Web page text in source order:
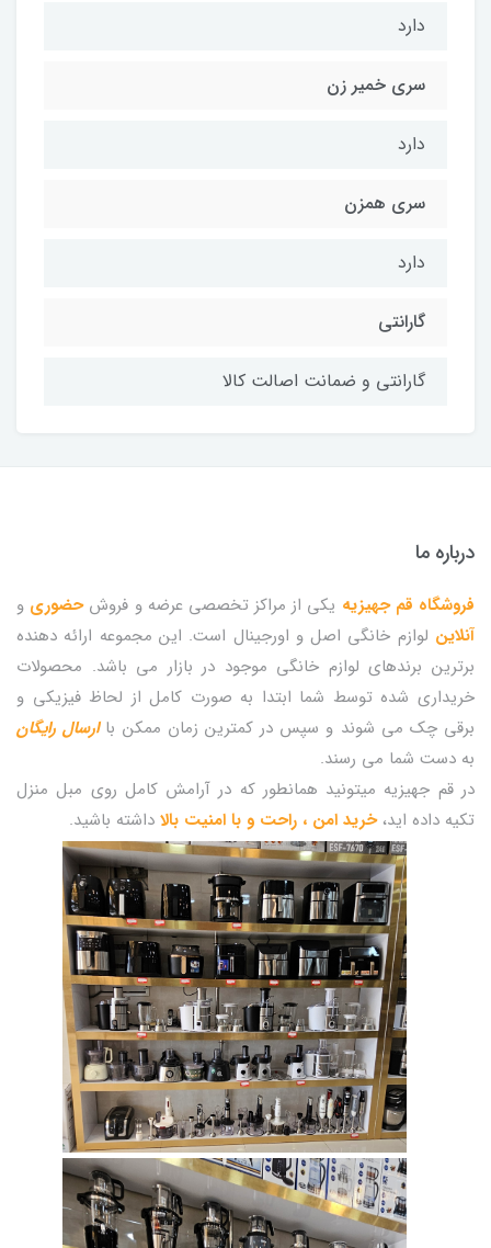
دارد
سری خمیر زن
دارد
سری همزن
دارد
گارانتی
گارانتی و ضمانت اصالت کالا
درباره ما
فروشگاه قم جهیزیه یکی از مراکز تخصصی عرضه و فروشحضوری و
آنلاین لوازم خانگی اصل و اورجینال است. این مجموعه ارائه دهنده
برترین برندهای لوازم خانگی موجود در بازار می باشد. محصولات
خریداری شده توسط شما ابتدا به صورت کامل از لحاظ فیزیکی و
برقی چک می شوند و سپس در کمترین زمان ممکن با ارسال رایگان
به دست شما می رسند.
در قم جهیزیه میتونید همانطور که در آرامش کامل روی مبل منزل
تکیه داده اید،خرید امن ، راحت و با امنیت بالا داشته باشید.